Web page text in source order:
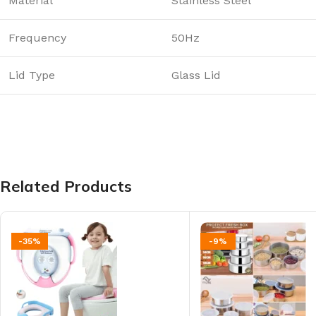
Frequency 50Hz
Lid Type Glass Lid
Related Products
-35% -9%